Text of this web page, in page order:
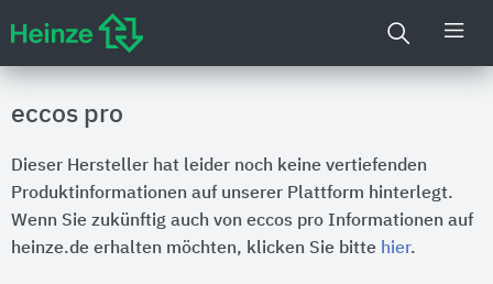
eccos pro
Dieser Hersteller hat leider noch keine vertiefenden
Produktinformationen auf unserer Plattform hinterlegt.
Wenn Sie zukünftig auch von eccos pro Informationen auf
heinze.de erhalten möchten, klicken Sie bitte hier.